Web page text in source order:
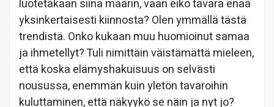
luotetakaan siinä määrin, vaan eikö tavara enää
yksinkertaisesti kiinnosta? Olen ymmällä tästä
trendistä. Onko kukaan muu huomioinut samaa
ja ihmetellyt? Tuli nimittäin väistämättä mieleen,
että koska elämyshakuisuus on selvästi
nousussa, enemmän kuin yletön tavaroihin
kuluttaminen, että näkyykö se näin ja nyt jo?